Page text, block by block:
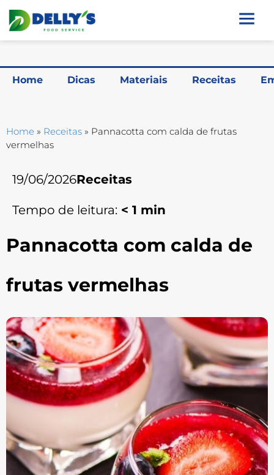
Home Dicas Materiais Receitas
Home » Receitas » Pannacotta com calda de frutas
vermelhas
19/06/2026Receitas
Tempo de leitura: < 1 min
Pannacotta com calda de
frutas vermelhas